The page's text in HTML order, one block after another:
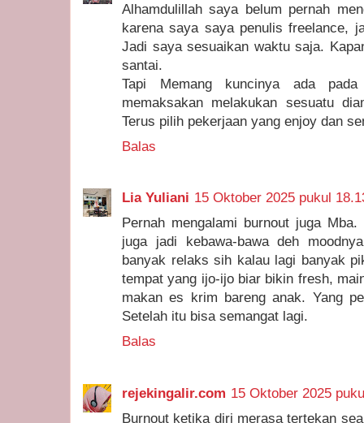
Alhamdulillah saya belum pernah
karena saya saya penulis freelance,
Jadi saya sesuaikan waktu saja.
santai.
Tapi Memang kuncinya ada
memaksakan melakukan sesuatu
Terus pilih pekerjaan yang enjoy dan
Balas
Lia Yuliani 15 Oktober 2025 pukul
Pernah mengalami burnout juga
juga jadi kebawa-bawa deh
banyak relaks sih kalau lagi banyak
tempat yang ijo-ijo biar bikin fresh,
makan es krim bareng anak. Yang
Setelah itu bisa semangat lagi.
Balas
rejekingalir.com 15 Oktober 2025
Burnout ketika diri merasa tertekan